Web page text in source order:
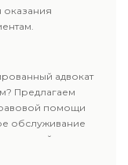
оказания
и юридических
адвокат
Предлагаем
помощи
обслуживание
подход к